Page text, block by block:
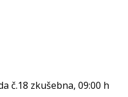
č.18 zkušebna, 09:00 h